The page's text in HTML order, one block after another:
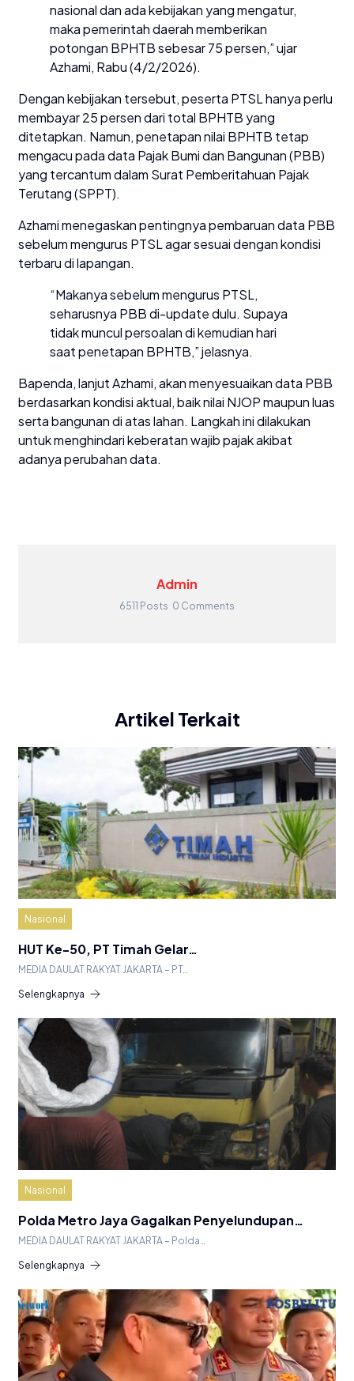
nasional dan ada kebijakan yang mengatur,
maka pemerintah daerah memberikan
potongan BPHTB sebesar 75 persen,” ujar
Azhami, Rabu (4/2/2026).
Dengan kebijakan tersebut, peserta PTSL hanya perlu
membayar 25 persen dari total BPHTB yang
ditetapkan. Namun, penetapan nilai BPHTB tetap
mengacu pada data Pajak Bumi dan Bangunan (PBB)
yang tercantum dalam Surat Pemberitahuan Pajak
Terutang (SPPT).
Azhami menegaskan pentingnya pembaruan data PBB
sebelum mengurus PTSL agar sesuai dengan kondisi
terbaru di lapangan.
“Makanya sebelum mengurus PTSL,
seharusnya PBB di-update dulu. Supaya
tidak muncul persoalan di kemudian hari
saat penetapan BPHTB,” jelasnya.
Bapenda, lanjut Azhami, akan menyesuaikan data PBB
berdasarkan kondisi aktual, baik nilai NJOP maupun luas
serta bangunan di atas lahan. Langkah ini dilakukan
untuk menghindari keberatan wajib pajak akibat
adanya perubahan data.
Admin
6511 Posts 0 Comments
Artikel Terkait
Nasional
HUT Ke-50, PT Timah Gelar…
MEDIA DAULAT RAKYAT JAKARTA – PT…
Selengkapnya
Nasional
Polda Metro Jaya Gagalkan Penyelundupan…
MEDIA DAULAT RAKYAT JAKARTA – Polda…
Selengkapnya